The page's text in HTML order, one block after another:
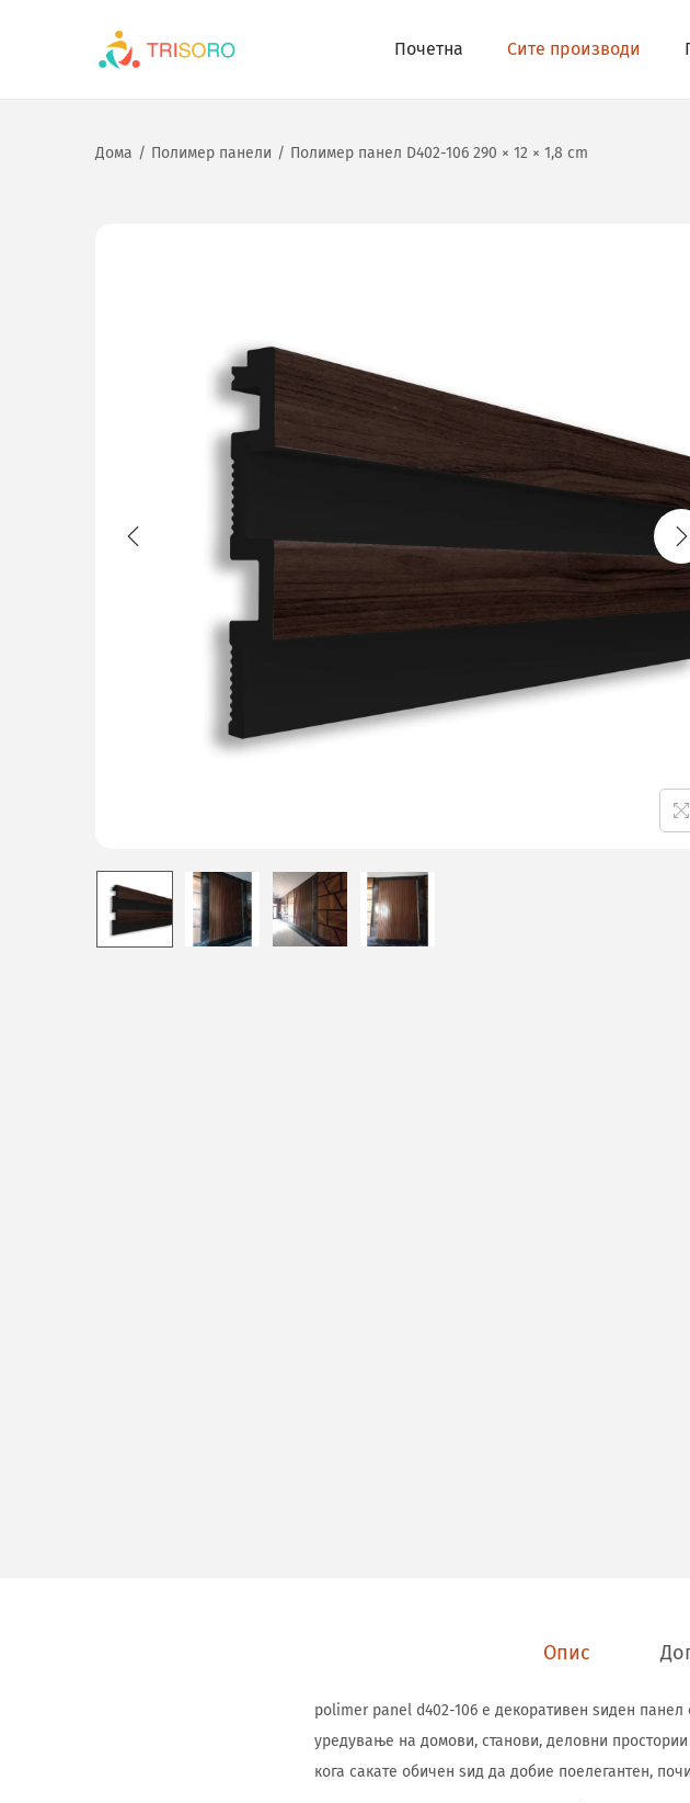
Почетна Сите производи
Дома / Полимер панели / Полимер панел D402-106 290 × 12 × 1,8 cm
Опис
polimer panel d402-106 е декоративен ѕиден
уредување на домови, станови, деловни
кога сакате обичен ѕид да добие поелегантен,